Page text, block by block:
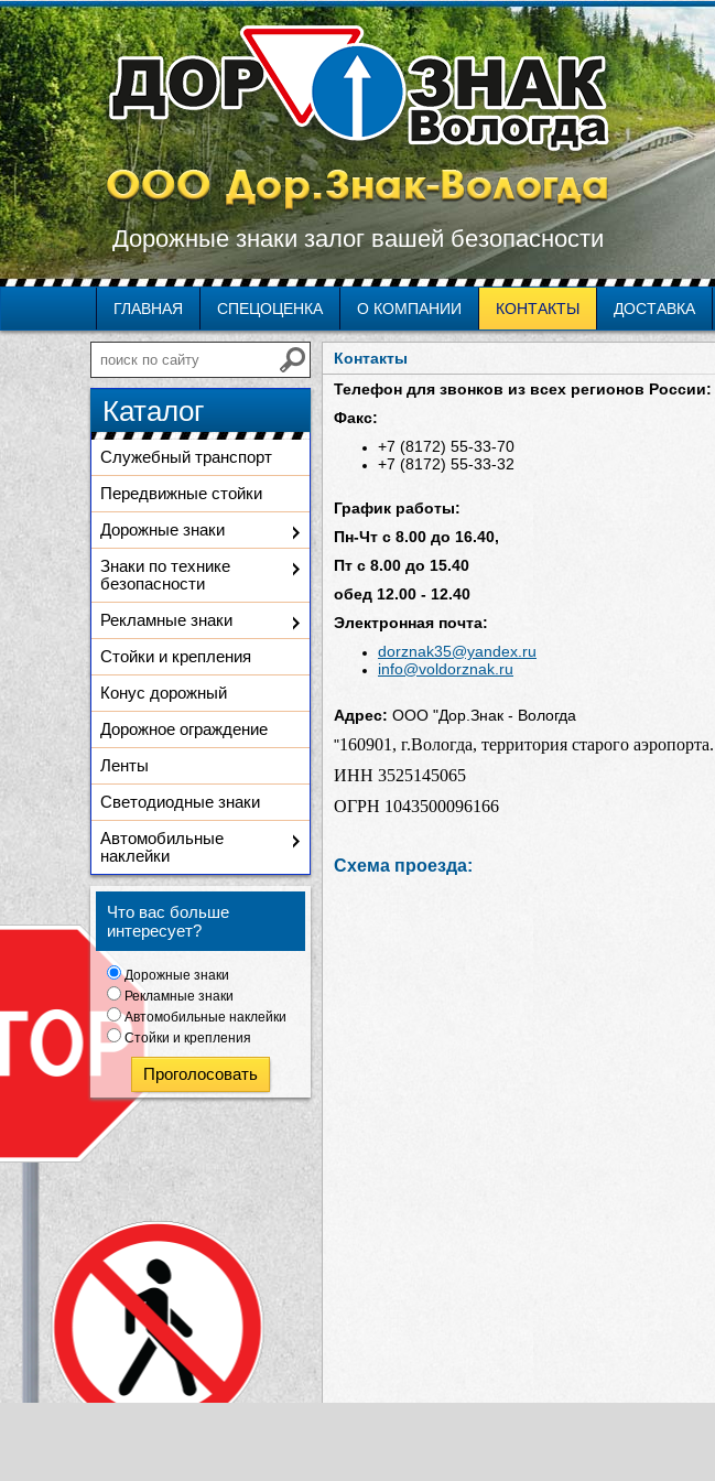
Дорожные знаки залог вашей безопасности
ГЛАВНАЯ СПЕЦОЦЕНКА О КОМПАНИИ КОНТАКТЫ ДОСТАВКА
Каталог
Служебный транспорт
Передвижные стойки
Дорожные знаки
Знаки по технике
безопасности
Рекламные знаки
Стойки и крепления
Конус дорожный
Дорожное ограждение
Ленты
Светодиодные знаки
Автомобильные
наклейки
Что вас больше
интересует?
Дорожные знаки
Рекламные знаки
Автомобильные наклейки
Стойки и крепления
Проголосовать
Контакты
Телефон для звонков из всех регионов России:
Факс:
+7 (8172) 55-33-70
+7 (8172) 55-33-32
График работы:
Пн-Чт с 8.00 до 16.40,
Пт с 8.00 до 15.40
обед 12.00 - 12.40
Электронная почта:
dorznak35@yandex.ru
info@voldorznak.ru
Адрес: ООО "Дор.Знак - Вологда
"160901, г.Вологда, территория старого аэропорта.
ИНН 3525145065
ОГРН 1043500096166
Схема проезда: